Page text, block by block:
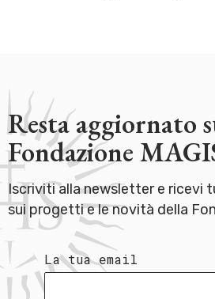
Resta aggiornato
Fondazione
Iscriviti alla newsletter e ricevi
sui progetti e le novità della
La tua email